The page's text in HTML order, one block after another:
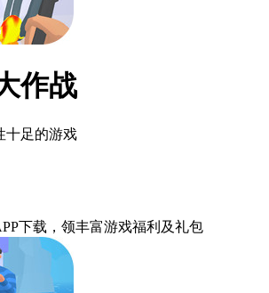
作战
十足的游戏
下载 ，领丰富游戏福利 及礼包